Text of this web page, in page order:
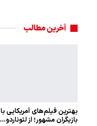
آخرین مطالب
بهترین فیلم‌های آمریکایی با
بازیگران مشهور؛ از لئوناردو…